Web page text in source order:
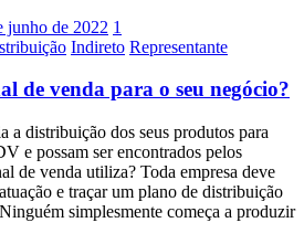
junho de 2022 1
Indireto Representante
de venda para o seu negócio?
a distribuição dos seus produtos para
e possam ser encontrados pelos
de venda utiliza? Toda empresa deve
e traçar um plano de distribuição
simplesmente começa a produzir